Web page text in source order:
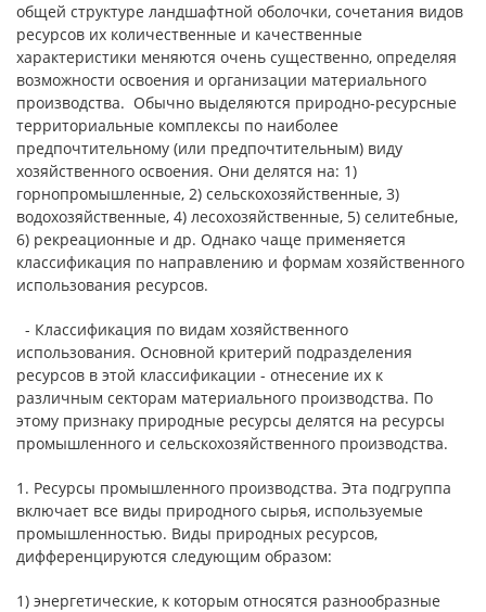
общей структуре ландшафтной оболочки, сочетания видов
ресурсов их количественные и качественные
характеристики меняются очень существенно, определяя
возможности освоения и организации материального
производства. Обычно выделяются природно-ресурсные
территориальные комплексы по наиболее
предпочтительному (или предпочтительным) виду
хозяйственного освоения. Они делятся на: 1)
горнопромышленные, 2) сельскохозяйственные, 3)
водохозяйственные, 4) лесохозяйственные, 5) селитебные,
6) рекреационные и др. Однако чаще применяется
классификация по направлению и формам хозяйственного
использования ресурсов.
- Классификация по видам хозяйственного
использования. Основной критерий подразделения
ресурсов в этой классификации - отнесение их к
различным секторам материального производства. По
этому признаку природные ресурсы делятся на ресурсы
промышленного и сельскохозяйственного производства.
1. Ресурсы промышленного производства. Эта подгруппа
включает все виды природного сырья, используемые
промышленностью. Виды природных ресурсов,
дифференцируются следующим образом:
1) энергетические, к которым относятся разнообразные